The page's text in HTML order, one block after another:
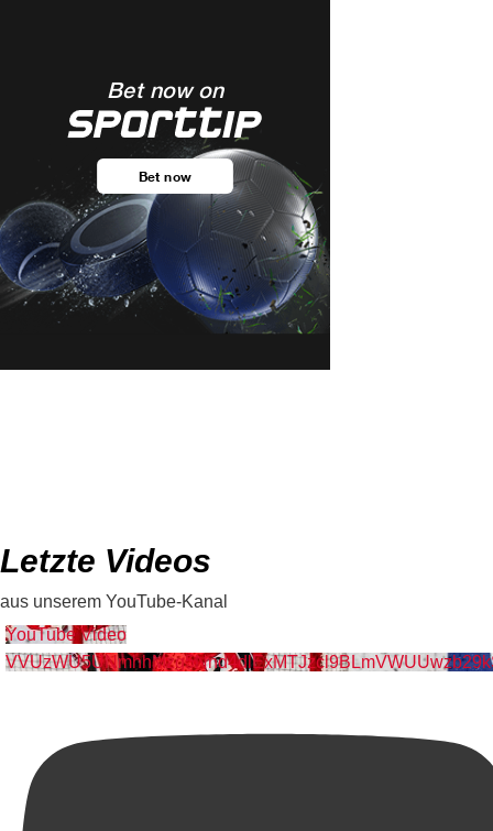
Letzte Videos
aus unserem YouTube-Kanal
YouTube Video